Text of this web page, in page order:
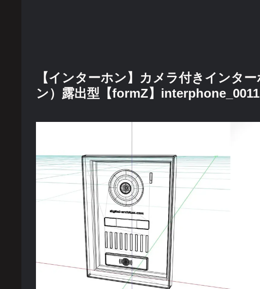
【インターホン】カメラ付きインタ
ン）露出型【formZ】interphone_0011